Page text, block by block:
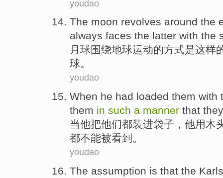
youdao
The moon revolves around the
always faces the latter with the
月球围绕地球运动的方式是这样
球。
youdao
When he had loaded them with
them in such a manner that they
当他把他们都装进袋子， 他用木
都不能被看到。
youdao
The assumption is that the